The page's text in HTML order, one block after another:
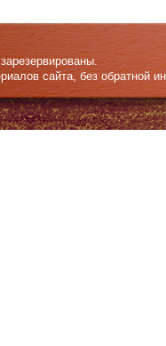
сайта, без обратной